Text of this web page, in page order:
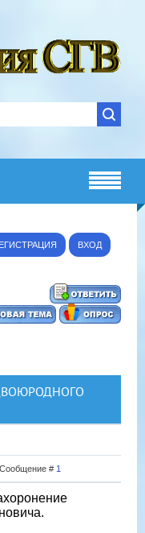
ВХОД
Сообщение # 1